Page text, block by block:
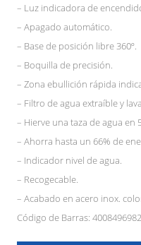
– Luz indicadora de
– Apagado automático.
– Base de posición libre 360º.
– Boquilla de precisión.
– Zona ebullición rápida
– Filtro de agua extraíble y
– Hierve una taza de agua en
– Ahorra hasta un 66% de
– Indicador nivel de agua.
– Recogecable.
– Acabado en acero inox.
Código de Barras: